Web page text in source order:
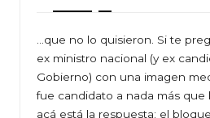
…que no lo quisieron. Si te
ex ministro nacional (y ex
Gobierno) con una imagen
fue candidato a nada más que
acá está la respuesta: el